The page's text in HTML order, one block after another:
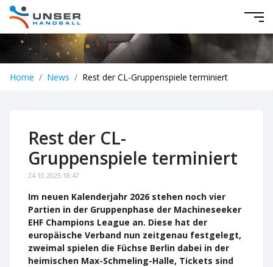
Home News Rest der CL-Gruppenspiele terminiert
Rest der CL-
Gruppenspiele terminiert
24.10.2025 18:47
Im neuen Kalenderjahr 2026 stehen noch vier
Partien in der Gruppenphase der Machineseeker
EHF Champions League an. Diese hat der
europäische Verband nun zeitgenau festgelegt,
zweimal spielen die Füchse Berlin dabei in der
heimischen Max-Schmeling-Halle, Tickets sind